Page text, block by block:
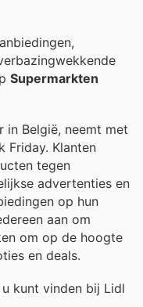
Supermarkten
in België, neemt met
Friday. Klanten
tegen
advertenties en
op hun
aan om
om op de hoogte
en deals.
kunt vinden bij Lidl